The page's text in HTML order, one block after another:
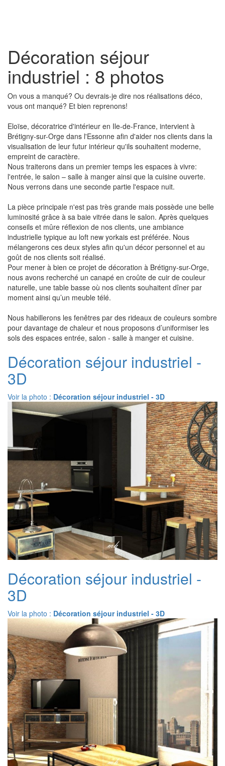
Décoration séjour
industriel : 8 photos
On vous a manqué? Ou devrais-je dire nos réalisations déco,
vous ont manqué? Et bien reprenons!
Eloïse, décoratrice d'intérieur en Ile-de-France, intervient à
Brétigny-sur-Orge dans l'Essonne afin d'aider nos clients dans la
visualisation de leur futur intérieur qu'ils souhaitent moderne,
empreint de caractère.
Nous traiterons dans un premier temps les espaces à vivre:
l'entrée, le salon – salle à manger ainsi que la cuisine ouverte.
Nous verrons dans une seconde partie l'espace nuit.
La pièce principale n'est pas très grande mais possède une belle
luminosité grâce à sa baie vitrée dans le salon. Après quelques
conseils et mûre réflexion de nos clients, une ambiance
industrielle typique au loft new yorkais est préférée. Nous
mélangerons ces deux styles afin qu'un décor personnel et au
goût de nos clients soit réalisé.
Pour mener à bien ce projet de décoration à Brétigny-sur-Orge,
nous avons recherché un canapé en croûte de cuir de couleur
naturelle, une table basse où nos clients souhaitent dîner par
moment ainsi qu’un meuble télé.
Nous habillerons les fenêtres par des rideaux de couleurs sombre
pour davantage de chaleur et nous proposons d’uniformiser les
sols des espaces entrée, salon - salle à manger et cuisine.
Décoration séjour industriel -
3D
Voir la photo : Décoration séjour industriel - 3D
Décoration séjour industriel -
3D
Voir la photo : Décoration séjour industriel - 3D